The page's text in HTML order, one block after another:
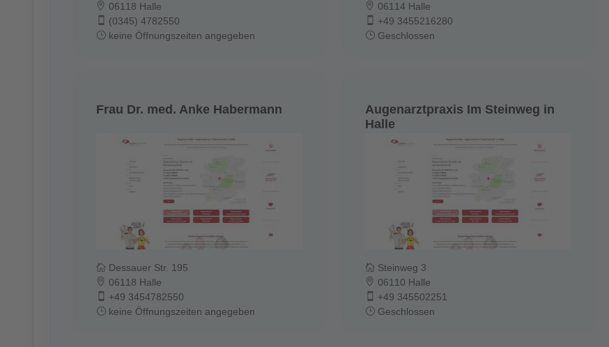
06118 Halle
(0345) 4782550
keine Öffnungszeiten angegeben
06114 Halle
+49 3455216280
Geschlossen
Frau Dr. med. Anke Habermann
Dessauer Str. 195
06118 Halle
+49 3454782550
keine Öffnungszeiten angegeben
Augenarztpraxis Im Steinweg in
Halle
Steinweg 3
06110 Halle
+49 345502251
Geschlossen